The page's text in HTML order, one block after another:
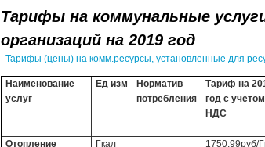
Тарифы на коммунальные
организаций на 2019 год
Тарифы (цены) на комм.ресурсы, установленные для
Наименование
услуг
Ед изм
Норматив
потребления
Тариф на
год с учетом
НДС
Отопление
Гкал 1750,99руб/